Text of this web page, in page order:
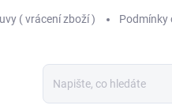
( vrácení zboží ) Podmínky